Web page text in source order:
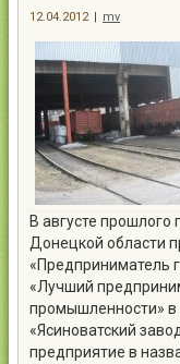
12.04.2012 | mv
В августе
Донецкой области
«Предприниматель
«Лучший
промышленности» в
«Ясиноватский
предприятие в